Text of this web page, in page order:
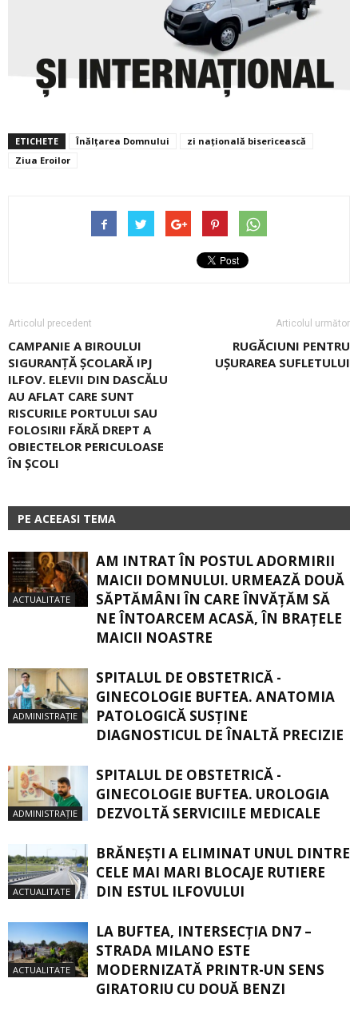
ETICHETE Înălţarea Domnului
zi națională bisericească
Ziua Eroilor
Articolul precedent
CAMPANIE A BIROULUI
SIGURANȚĂ ȘCOLARĂ IPJ
ILFOV. ELEVII DIN DASCĂLU
AU AFLAT CARE SUNT
RISCURILE PORTULUI SAU
FOLOSIRII FĂRĂ DREPT A
OBIECTELOR PERICULOASE
ÎN ȘCOLI
Articolul următor
RUGĂCIUNI PENTRU
UȘURAREA SUFLETULUI
PE ACEEASI TEMA
ACTUALITATE
AM INTRAT ÎN POSTUL ADORMIRII
MAICII DOMNULUI. URMEAZĂ DOUĂ
SĂPTĂMÂNI ÎN CARE ÎNVĂŢĂM SĂ
NE ÎNTOARCEM ACASĂ, ÎN BRAŢELE
MAICII NOASTRE
ADMINISTRAȚIE
SPITALUL DE OBSTETRICĂ -
GINECOLOGIE BUFTEA. ANATOMIA
PATOLOGICĂ SUSŢINE
DIAGNOSTICUL DE ÎNALTĂ PRECIZIE
ADMINISTRAȚIE
SPITALUL DE OBSTETRICĂ -
GINECOLOGIE BUFTEA. UROLOGIA
DEZVOLTĂ SERVICIILE MEDICALE
ACTUALITATE
BRĂNEȘTI A ELIMINAT UNUL DINTRE
CELE MAI MARI BLOCAJE RUTIERE
DIN ESTUL ILFOVULUI
ACTUALITATE
LA BUFTEA, INTERSECŢIA DN7 –
STRADA MILANO ESTE
MODERNIZATĂ PRINTR-UN SENS
GIRATORIU CU DOUĂ BENZI